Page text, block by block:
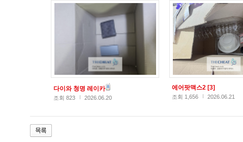
다이와 청명 레이카
조회 823 2026.06.20
에어팟맥스2 [3]
조회 1,656 2026.06.21